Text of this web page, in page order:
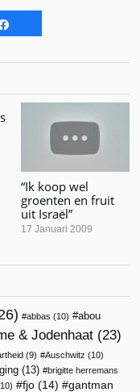
“Ik koop wel
groenten en fruit
uit Israël”
17 Januari 2009
abbas (10)
abou
& Jodenhaat (23)
(9) Auschwitz (10)
(13)
brigitte herremans
fjo (14) gantman